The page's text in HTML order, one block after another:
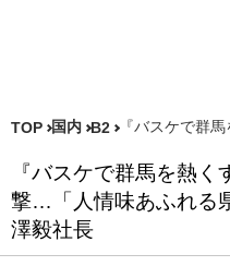
TOP 国内 B2 『バスケで群
『バスケで群馬を熱
撃…「人情味あふれる
澤毅社長